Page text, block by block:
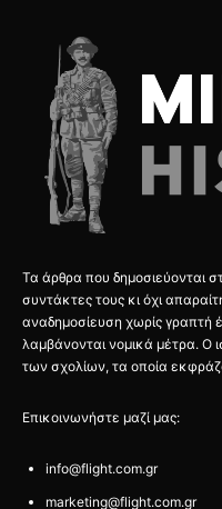
Τα άρθρα που δημοσιεύονται
συντάκτες τους κι όχι
αναδημοσίευση χωρίς γραπτή
λαμβάνονται νομικά μέτρα. Ο
των σχολίων, τα οποία
Επικοινωνήστε μαζί μας:
info@flight.com.gr
marketing@flight.com.gr